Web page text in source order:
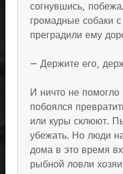
согнувшись,
громадные собаки
преградили ему
— Держите его,
И ничто не помогло
побоялся
или куры склюют.
убежать. Но люди
дома в это время
рыбной ловли